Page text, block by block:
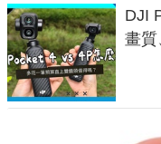
DJI
畫質